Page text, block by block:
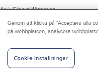
Slangklämmor
Genom att klicka på "Acceptera alla
på webbplatsen, analysera
Cookie-inställningar